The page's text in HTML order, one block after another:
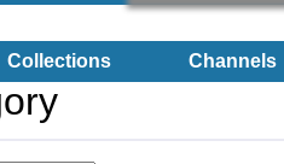
Collections Channels